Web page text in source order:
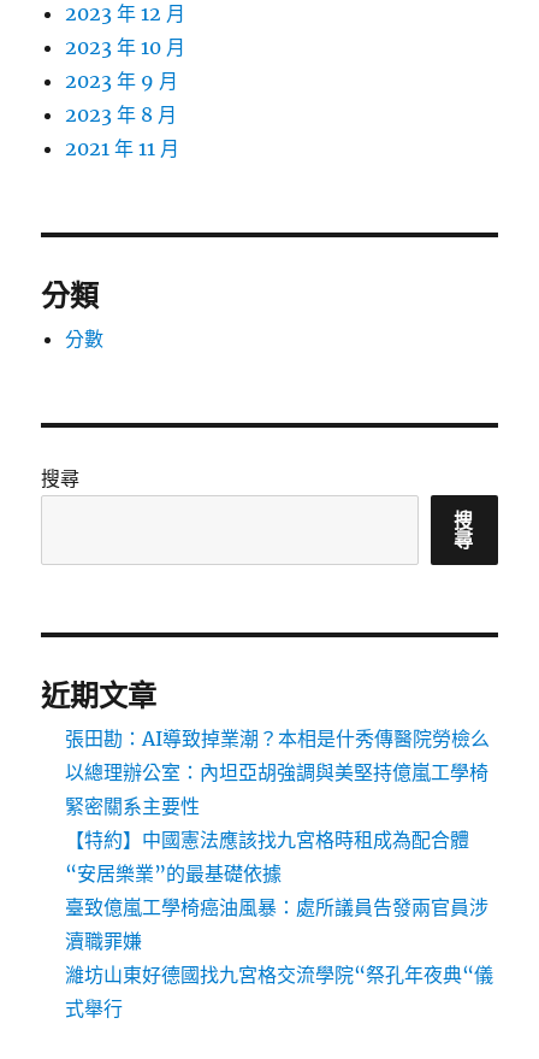
2023 年 12 月
2023 年 10 月
2023 年 9 月
2023 年 8 月
2021 年 11 月
分類
分數
搜尋
搜
尋
近期文章
張田勘：AI導致掉業潮？本相是什秀傳醫院勞檢么
以總理辦公室：內坦亞胡強調與美堅持億嵐工學椅
緊密關系主要性
【特約】中國憲法應該找九宮格時租成為配合體
“安居樂業”的最基礎依據
臺致億嵐工學椅癌油風暴：處所議員告發兩官員涉
瀆職罪嫌
濰坊山東好德國找九宮格交流學院“祭孔年夜典“儀
式舉行